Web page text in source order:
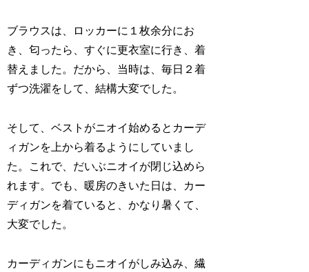
ブラウスは、ロッカーに１枚余分にお
き、匂ったら、すぐに更衣室に行き、着
替えました。だから、当時は、毎日２着
ずつ洗濯をして、結構大変でした。
そして、ベストがニオイ始めるとカーデ
ィガンを上から着るようにしていまし
た。これで、だいぶニオイが閉じ込めら
れます。でも、暖房のきいた日は、カー
ディガンを着ていると、かなり暑くて、
大変でした。
カーディガンにもニオイがしみ込み、繊